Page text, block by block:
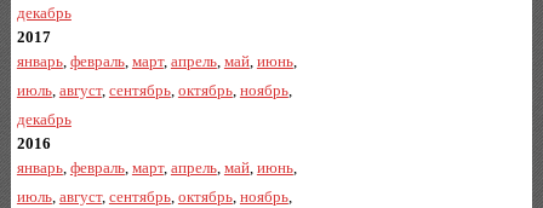
декабрь
2017
январь, февраль, март, апрель, май, июнь,
июль, август, сентябрь, октябрь, ноябрь,
декабрь
2016
январь, февраль, март, апрель, май, июнь,
июль, август, сентябрь, октябрь, ноябрь,